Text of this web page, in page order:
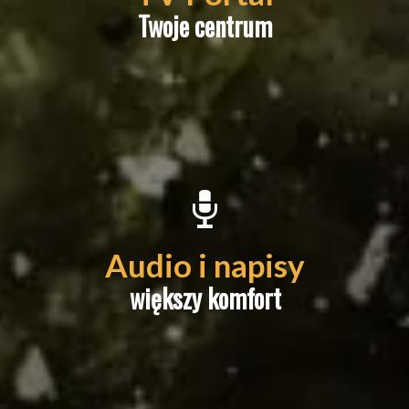
Twoje centrum
JAMBOX.
Audio i napisy
większy komfort
Wybieraj ścieżki dźwiękowe
i włączaj napisy na wybranych
kanałach.